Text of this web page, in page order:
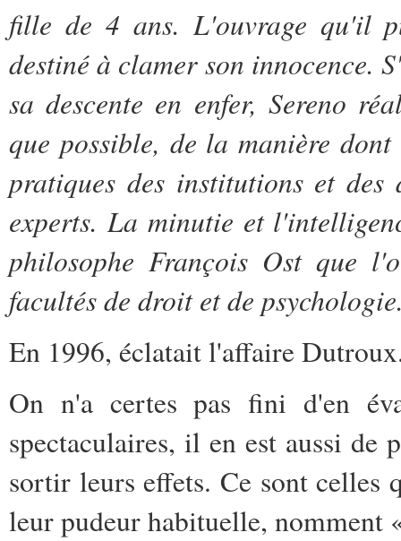
fille de 4 ans. L'ouvrage qu'il
destiné à clamer son innocence.
sa descente en enfer, Sereno
que possible, de la manière
pratiques des institutions et
experts. La minutie et
philosophe François Ost que
facultés de droit et de
En 1996, éclatait l'affaire
On n'a certes pas fini d'en
spectaculaires, il en est aussi de
sortir leurs effets. Ce sont celles
leur pudeur habituelle, nomment